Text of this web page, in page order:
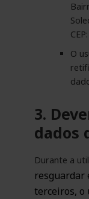
O
3.
dados
Durante a
resguardar
terceiros, o